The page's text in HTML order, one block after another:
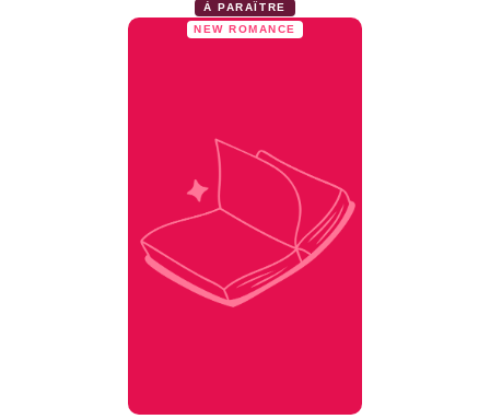
À PARAÎTRE
NEW ROMANCE